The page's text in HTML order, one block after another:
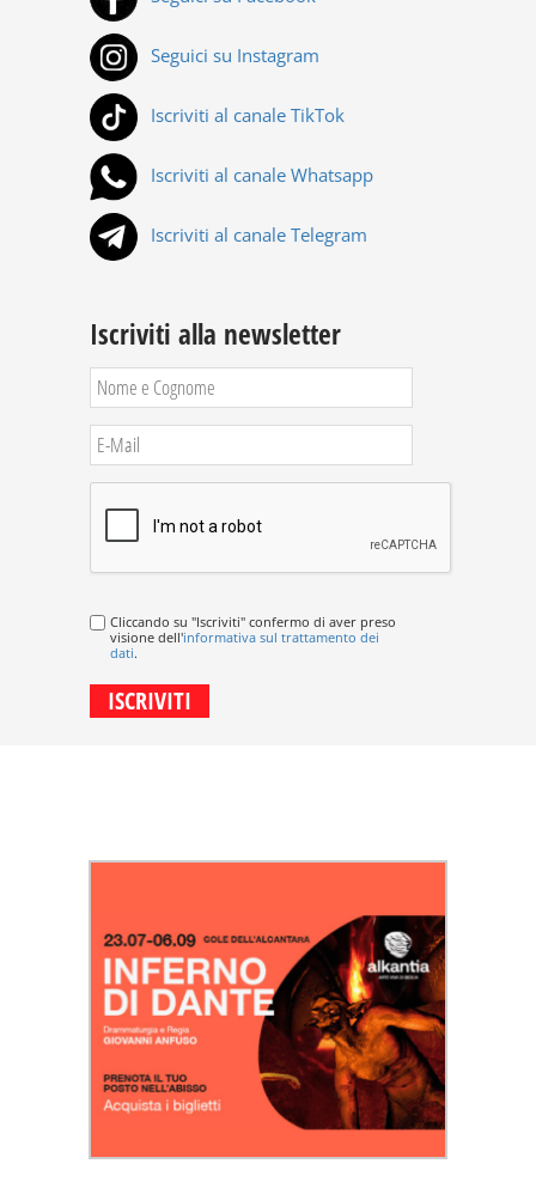
Seguici su Instagram
Iscriviti al canale TikTok
Iscriviti al canale Whatsapp
Iscriviti al canale Telegram
Iscriviti alla newsletter
Cliccando su "Iscriviti" confermo di aver preso
visione dell'informativa sul trattamento dei
dati.